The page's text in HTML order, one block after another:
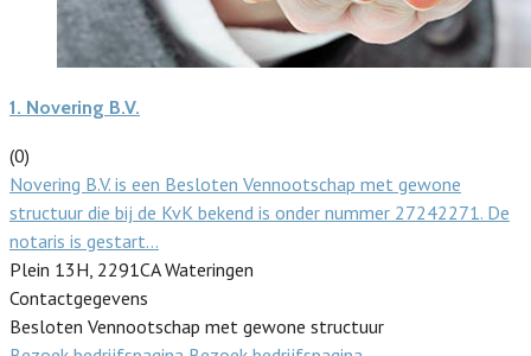
1. Novering B.V.
(0)
Novering B.V. is een Besloten Vennootschap met gewone
structuur die bij de KvK bekend is onder nummer 27242271. De
notaris is gestart…
Plein 13H, 2291CA Wateringen
Contactgegevens
Besloten Vennootschap met gewone structuur